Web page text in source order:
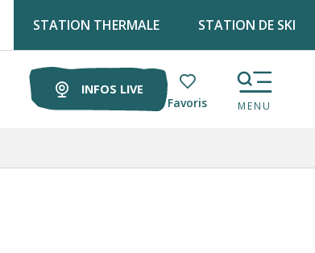
INFOS LIVE
Voir les favoris
tourisme tous les lundis matin au marché !
STATION THERMALE STATION DE SKI
MENU